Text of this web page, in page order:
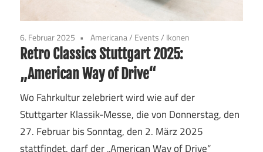
6. Februar 2025 Americana/ Events/ Ikonen
Retro Classics Stuttgart 2025:
„American Way of Drive“
Wo Fahrkultur zelebriert wird wie auf der
Stuttgarter Klassik-Messe, die von Donnerstag, den
27. Februar bis Sonntag, den 2. März 2025
stattfindet, darf der „American Way of Drive“